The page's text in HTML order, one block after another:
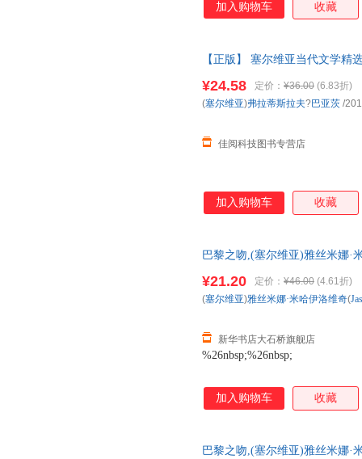
的不同命运，揭示了文革中的
和思考。
加入购物车 收藏
【正版】 塞尔维亚当代文学精
后无忧！
¥24.58 定价： ¥36.00 (6.83折)
佳阅科技图书专营店
(塞尔维亚)弗拉蒂斯拉夫?巴亚茨 /
加入购物车 收藏
巴黎之吻,(塞尔维亚)雅丝米娜·
日送达！团购优惠咨询：
%26nbsp;%26nbsp;
¥21.20 定价： ¥46.00 (4.61折)
新华书店大石桥旗舰店
(塞尔维亚)雅丝米娜·米哈伊洛维奇(
加入购物车 收藏
巴黎之吻,(塞尔维亚)雅丝米娜·